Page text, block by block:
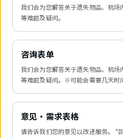
我们会为您解答关于遗失物品、机
等难题及疑问。
咨询表单
我们会为您解答关于遗失物品、机
等难题及疑问。※可能会需要几天时
意见・需求表格
请告诉我们您的意见以改进服务。 *